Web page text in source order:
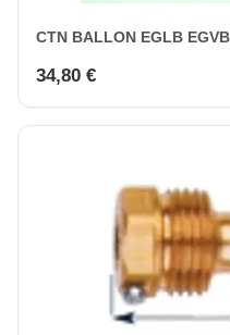
CTN BALLON EGLB
34,80 €